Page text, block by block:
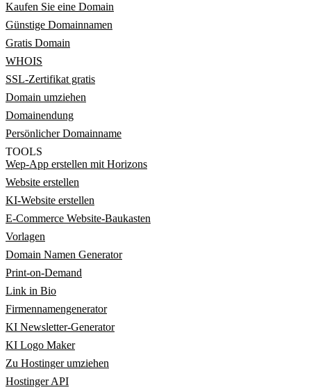
Kaufen Sie eine Domain
Günstige Domainnamen
Gratis Domain
WHOIS
SSL-Zertifikat gratis
Domain umziehen
Domainendung
Persönlicher Domainname
TOOLS
Wep-App erstellen mit Horizons
Website erstellen
KI-Website erstellen
E-Commerce Website-Baukasten
Vorlagen
Domain Namen Generator
Print-on-Demand
Link in Bio
Firmennamengenerator
KI Newsletter-Generator
KI Logo Maker
Zu Hostinger umziehen
Hostinger API